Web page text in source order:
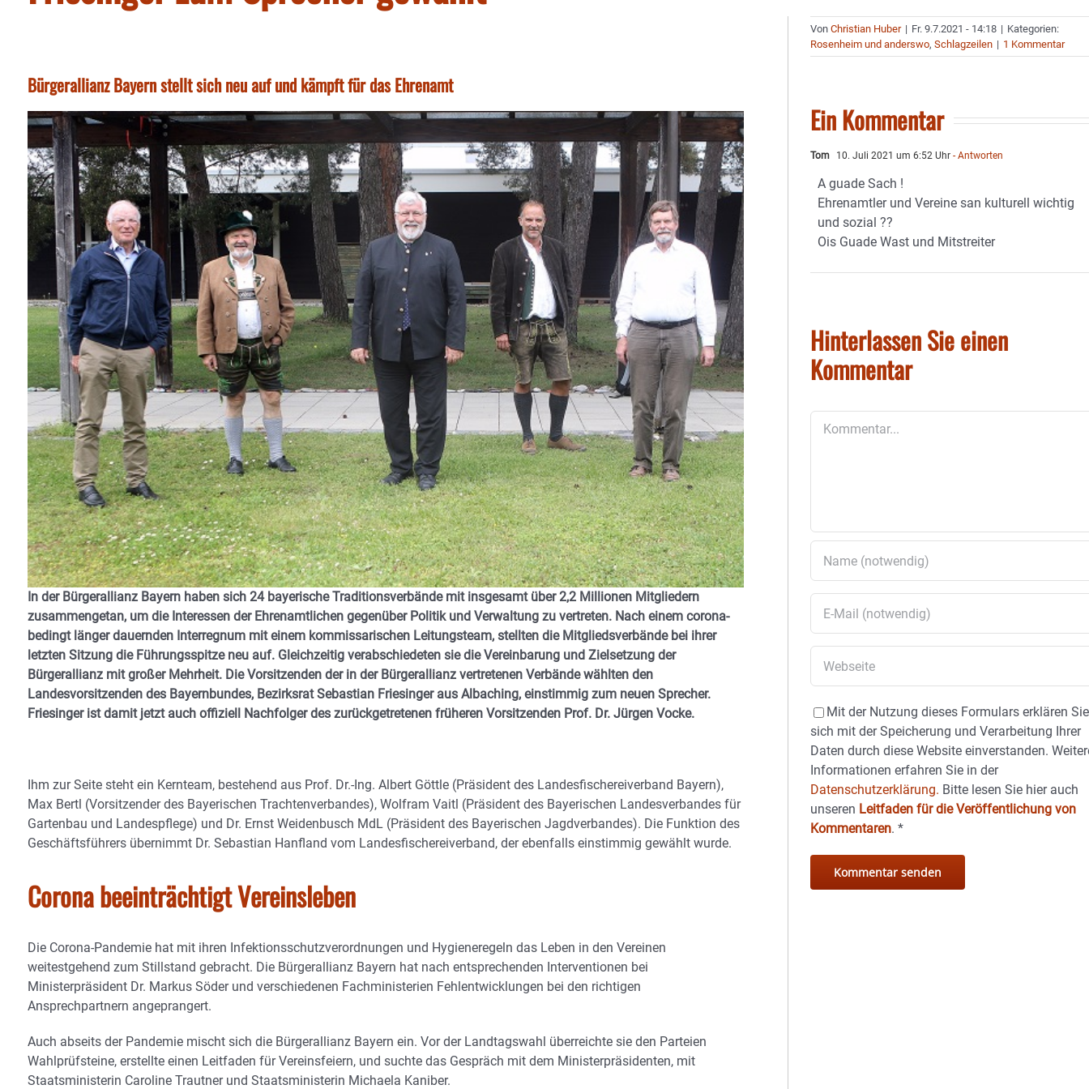
Bürgerallianz Bayern stellt sich neu auf und kämpft für das Ehrenamt
In der Bürgerallianz Bayern haben sich 24 bayerische Traditionsverbände mit insgesamt über 2,2 Millionen Mitgliedern
zusammengetan, um die Interessen der Ehrenamtlichen gegenüber Politik und Verwaltung zu vertreten. Nach einem corona-
bedingt länger dauernden Interregnum mit einem kommissarischen Leitungsteam, stellten die Mitgliedsverbände bei ihrer
letzten Sitzung die Führungsspitze neu auf. Gleichzeitig verabschiedeten sie die Vereinbarung und Zielsetzung der
Bürgerallianz mit großer Mehrheit. Die Vorsitzenden der in der Bürgerallianz vertretenen Verbände wählten den
Landesvorsitzenden des Bayernbundes, Bezirksrat Sebastian Friesinger aus Albaching, einstimmig zum neuen Sprecher.
Friesinger ist damit jetzt auch offiziell Nachfolger des zurückgetretenen früheren Vorsitzenden Prof. Dr. Jürgen Vocke.
Ihm zur Seite steht ein Kernteam, bestehend aus Prof. Dr.-Ing. Albert Göttle (Präsident des Landesfischereiverband Bayern),
Max Bertl (Vorsitzender des Bayerischen Trachtenverbandes), Wolfram Vaitl (Präsident des Bayerischen Landesverbandes für
Gartenbau und Landespflege) und Dr. Ernst Weidenbusch MdL (Präsident des Bayerischen Jagdverbandes). Die Funktion des
Geschäftsführers übernimmt Dr. Sebastian Hanfland vom Landesfischereiverband, der ebenfalls einstimmig gewählt wurde.
Corona beeinträchtigt Vereinsleben
Die Corona-Pandemie hat mit ihren Infektionsschutzverordnungen und Hygieneregeln das Leben in den Vereinen
weitestgehend zum Stillstand gebracht. Die Bürgerallianz Bayern hat nach entsprechenden Interventionen bei
Ministerpräsident Dr. Markus Söder und verschiedenen Fachministerien Fehlentwicklungen bei den richtigen
Ansprechpartnern angeprangert.
Auch abseits der Pandemie mischt sich die Bürgerallianz Bayern ein. Vor der Landtagswahl überreichte sie den Parteien
Wahlprüfsteine, erstellte einen Leitfaden für Vereinsfeiern, und suchte das Gespräch mit dem Ministerpräsidenten, mit
Staatsministerin Caroline Trautner und Staatsministerin Michaela Kaniber.
VonChristian Huber | Fr. 9.7.2021 - 14:18 | Kategorien:
Rosenheim und anderswo,Schlagzeilen | 1 Kommentar
Ein Kommentar
Tom 10. Juli 2021 um 6:52 Uhr - Antworten
A guade Sach !
Ehrenamtler und Vereine san kulturell wichtig
und sozial ??
Ois Guade Wast und Mitstreiter
Hinterlassen Sie einen
Kommentar
Mit der Nutzung dieses Formulars erklären Sie
sich mit der Speicherung und Verarbeitung Ihrer
Daten durch diese Website einverstanden.
Informationen erfahren Sie in der
Datenschutzerklärung. Bitte lesen Sie hier auch
unseren Leitfaden für die Veröffentlichung von
Kommentaren.*